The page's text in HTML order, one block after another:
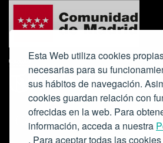
Esta Web utiliza cookies
necesarias para su
sus hábitos de navegación.
cookies guardan relación con
ofrecidas en la web. Para
información, acceda a nuestra
. Para aceptar todas las
Colabora: